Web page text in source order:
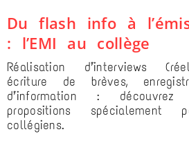
Du flash info à
: l’EMI au collège
Réalisation d’interviews
écriture de brèves,
d’information :
propositions spécialement
collégiens.